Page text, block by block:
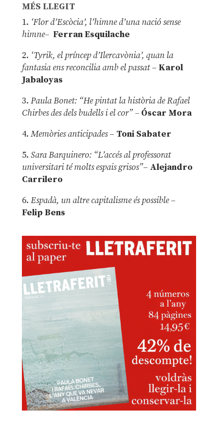
MÉS LLEGIT
1. ‘Flor d’Escòcia’, l’himne d’una nació sense
himne– Ferran Esquilache
2. ‘Tyrik, el príncep d’Ilercavònia’, quan la
fantasia ens reconcilia amb el passat– Karol
Jabaloyas
3. Paula Bonet: “He pintat la història de Rafael
Chirbes des dels budells i el cor” –Óscar Mora
4. Memòries anticipades– Toni Sabater
5. Sara Barquinero: “L’accés al professorat
universitari té molts espais grisos”– Alejandro
Carrilero
6. Espadà, un altre capitalisme és possible –
Felip Bens